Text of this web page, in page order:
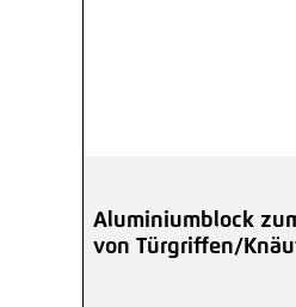
Aluminiumblock
von Türgriffen/